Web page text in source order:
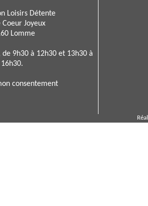
Loisirs Détente
Coeur Joyeux
Lomme
9h30 à 12h30 et 13h30 à
16h30.
consentement